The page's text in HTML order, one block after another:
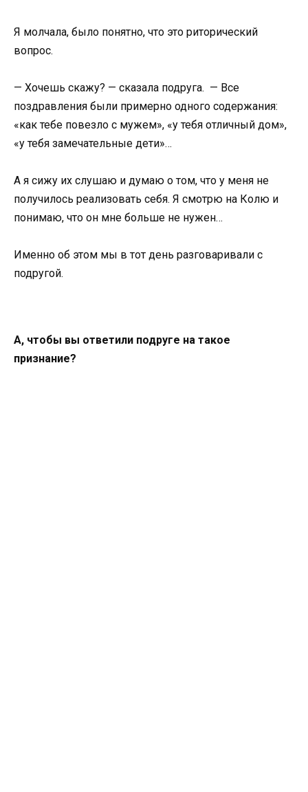
Я молчала, было понятно, что это риторический
вопрос.
— Хочешь скажу? — сказала подруга. — Все
поздравления были примерно одного содержания:
«как тебе повезло с мужем», «у тебя отличный дом»,
«у тебя замечательные дети»…
А я сижу их слушаю и думаю о том, что у меня не
получилось реализовать себя. Я смотрю на Колю и
понимаю, что он мне больше не нужен…
Именно об этом мы в тот день разговаривали с
подругой.
А, чтобы вы ответили подруге на такое
признание?